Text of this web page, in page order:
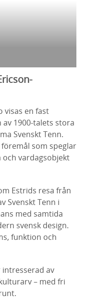
visas en fast
av 1900-talets stora
Svenskt Tenn.
som speglar
och vardagsobjekt
Estrids resa från
Svenskt Tenn i
med samtida
svensk design.
funktion och
av
– med fri